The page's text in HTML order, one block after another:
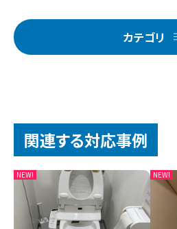
カテゴリ
関連する対応事例